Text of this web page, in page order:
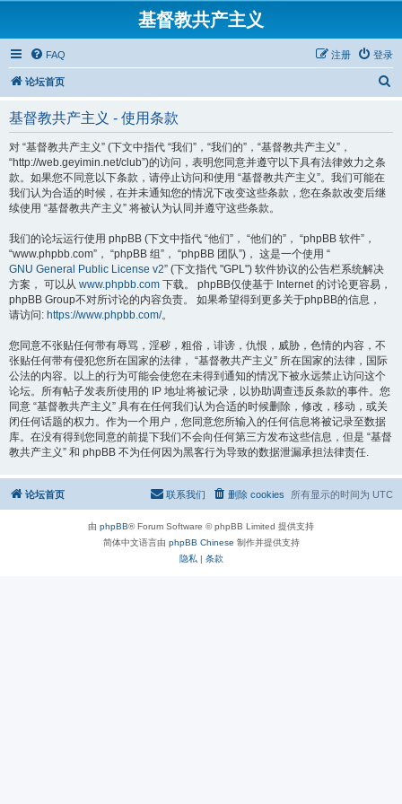
基督教共产主义
FAQ 登录
注册
论坛首页
基督教共产主义 - 使用条款
对 “基督教共产主义” (下文中指代 “我们”，“我们的”，“基督教共产主义”，
“http://web.geyimin.net/club”)的访问，表明您同意并遵守以下具有法律效力之条
款。如果您不同意以下条款，请停止访问和使用 “基督教共产主义”。我们可能在
我们认为合适的时候，在并未通知您的情况下改变这些条款，您在条款改变后继
续使用 “基督教共产主义” 将被认为认同并遵守这些条款。
我们的论坛运行使用 phpBB (下文中指代 “他们”， “他们的”， “phpBB 软件”，
“www.phpbb.com”， “phpBB 组”， “phpBB 团队”)， 这是一个使用 “
GNU General Public License v2” (下文指代 "GPL") 软件协议的公告栏系统解决
方案， 可以从 www.phpbb.com 下载。 phpBB仅使基于 Internet 的讨论更容易，
phpBB Group不对所讨论的内容负责。 如果希望得到更多关于phpBB的信息，
请访问: https://www.phpbb.com/。
您同意不张贴任何带有辱骂，淫秽，粗俗，诽谤，仇恨，威胁，色情的内容，不
张贴任何带有侵犯您所在国家的法律， “基督教共产主义” 所在国家的法律，国际
公法的内容。以上的行为可能会使您在未得到通知的情况下被永远禁止访问这个
论坛。所有帖子发表所使用的 IP 地址将被记录，以协助调查违反条款的事件。您
同意 “基督教共产主义” 具有在任何我们认为合适的时候删除，修改，移动，或关
闭任何话题的权力。作为一个用户，您同意您所输入的任何信息将被记录至数据
库。在没有得到您同意的前提下我们不会向任何第三方发布这些信息，但是 “基督
教共产主义” 和 phpBB 不为任何因为黑客行为导致的数据泄漏承担法律责任.
论坛首页 所有显示的时间为 UTC
删除 cookies
联系我们
由 phpBB® Forum Software © phpBB Limited 提供支持
简体中文语言由 phpBB Chinese 制作并提供支持
隐私 | 条款